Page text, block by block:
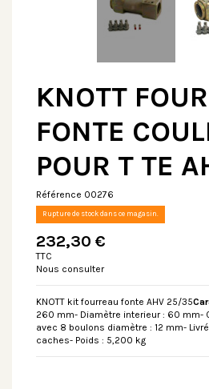
KNOTT
FONTE
POUR T TE
Référence 00276
Rupture de stock dans ce magasin.
232,30 €
TTC
Nous consulter
KNOTT kit fourreau fonte AHV 25/35
260 mm- Diamètre interieur : 60 mm-
avec 8 boulons diamètre : 12 mm-
caches- Poids : 5,200 kg